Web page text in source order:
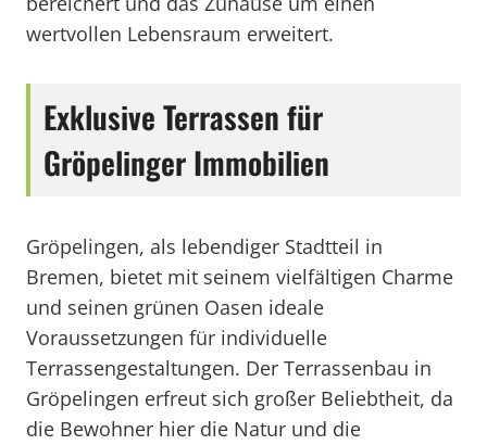
wertvollen Lebensraum erweitert.
Exklusive Terrassen für
Gröpelinger Immobilien
Gröpelingen, als lebendiger Stadtteil in
Bremen, bietet mit seinem vielfältigen Charme
und seinen grünen Oasen ideale
Voraussetzungen für individuelle
Terrassengestaltungen. Der Terrassenbau in
Gröpelingen erfreut sich großer Beliebtheit, da
die Bewohner hier die Natur und die